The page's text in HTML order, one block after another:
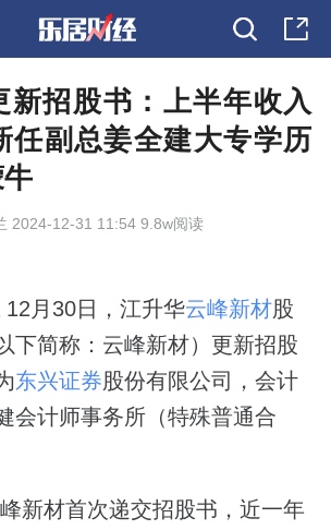
新招股书：上半年收入
任副总姜全建大专学历
2024-12-31 11:54 9.8w阅读
12月30日，江升华云峰新材股
下简称：云峰新材）更新招股
东兴证券股份有限公司，会计
会计师事务所（特殊普通合
新材首次递交招股书，近一年